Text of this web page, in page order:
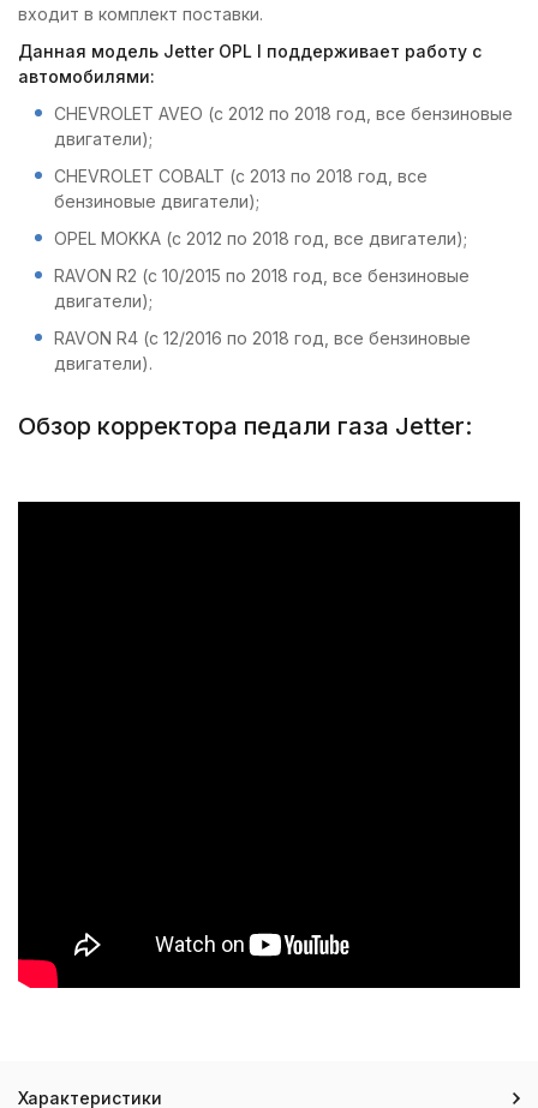
входит в комплект поставки.
Данная модель Jetter OPL I поддерживает работу с
автомобилями:
CHEVROLET AVEO (с 2012 по 2018 год, все бензиновые
двигатели);
CHEVROLET COBALT (с 2013 по 2018 год, все
бензиновые двигатели);
OPEL MOKKA (с 2012 по 2018 год, все двигатели);
RAVON R2 (с 10/2015 по 2018 год, все бензиновые
двигатели);
RAVON R4 (с 12/2016 по 2018 год, все бензиновые
двигатели).
Обзор корректора педали газа Jetter:
Характеристики